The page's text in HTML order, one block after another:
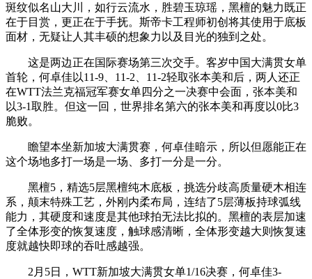
斑纹似名山大川，如行云流水，胜碧玉琼瑶，黑檀的魅力既正
在于目赏，更正在于手抚。斯帝卡工程师初创将其使用于底板
面材，无疑让人其丰硕的想象力以及目光的独到之处。
这是两边正在国际赛场第三次交手。客岁中国大满贯女单
首轮，何卓佳以11-9、11-2、11-2轻取张本美和后，两人还正
在WTT法兰克福冠军赛女单四分之一决赛中会面，张本美和
以3-1取胜。但这一回，世界排名第六的张本美和再度以0比3
脆败。
瞻望本坐新加坡大满贯赛，何卓佳暗示，所以但愿能正在
这个场地多打一场是一场、多打一分是一分。
黑檀5，精选5层黑檀纯木底板，挑选分歧高质量硬木相连
系，颠末特殊工艺，外刚内柔布局，连结了5层薄板持球弧线
能力，其硬度和速度是其他球拍无法比拟的。黑檀的表层加速
了全体形变的恢复速度，触球感清晰，全体形变越大则恢复速
度就越快即球的吞吐感越强。
2月5日，WTT新加坡大满贯女单1/16决赛，何卓佳3-